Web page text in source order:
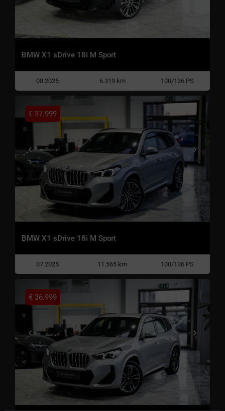
BMW X1 sDrive 18i M Sport
08.2025 6.319 km 100/136 PS
BMW X1 sDrive 18i M Sport
€ 37.999
07.2025 11.565 km 100/136 PS
€ 36.999